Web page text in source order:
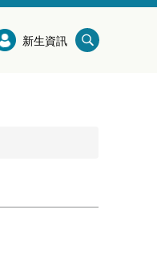
新生資訊